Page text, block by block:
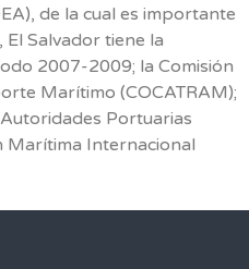
de la cual es importante
Salvador tiene la
2007-2009; la Comisión
Marítimo (COCATRAM);
Portuarias
Marítima Internacional